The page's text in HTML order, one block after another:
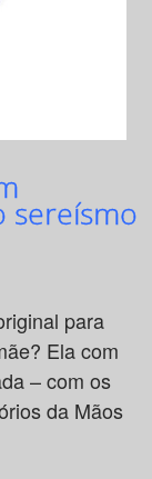
sereísmo
para
Ela com
– com os
da Mãos